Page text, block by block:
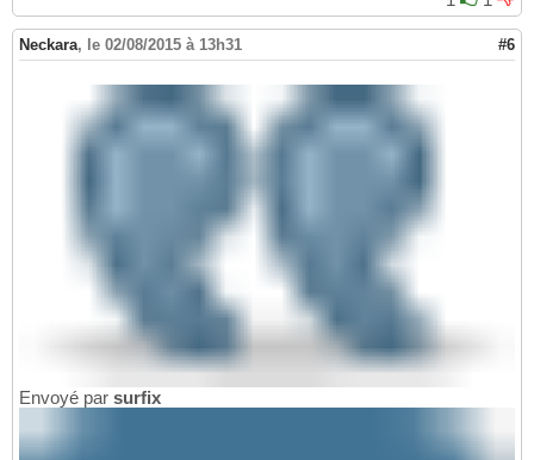
Neckara, le 02/08/2015 à 13h31 #6
Envoyé par surfix